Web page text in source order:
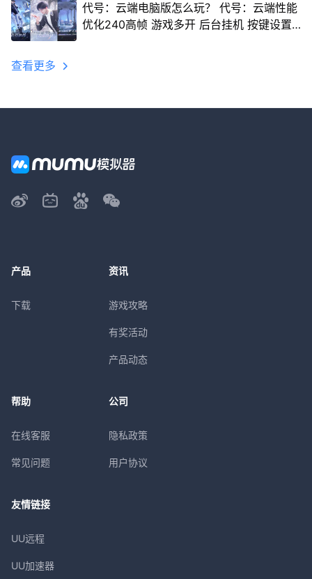
代号：云端电脑版怎么玩？ 代号：云端性能
优化240高帧 游戏多开 后台挂机 按键设置
查看更多
产品
下载
资讯
游戏攻略
有奖活动
产品动态
帮助
在线客服
常见问题
公司
隐私政策
用户协议
友情链接
UU远程
UU加速器